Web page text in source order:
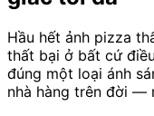
Hầu hết ảnh pizza
thất bại ở bất cứ
đúng một loại ánh
nhà hàng trên đời —